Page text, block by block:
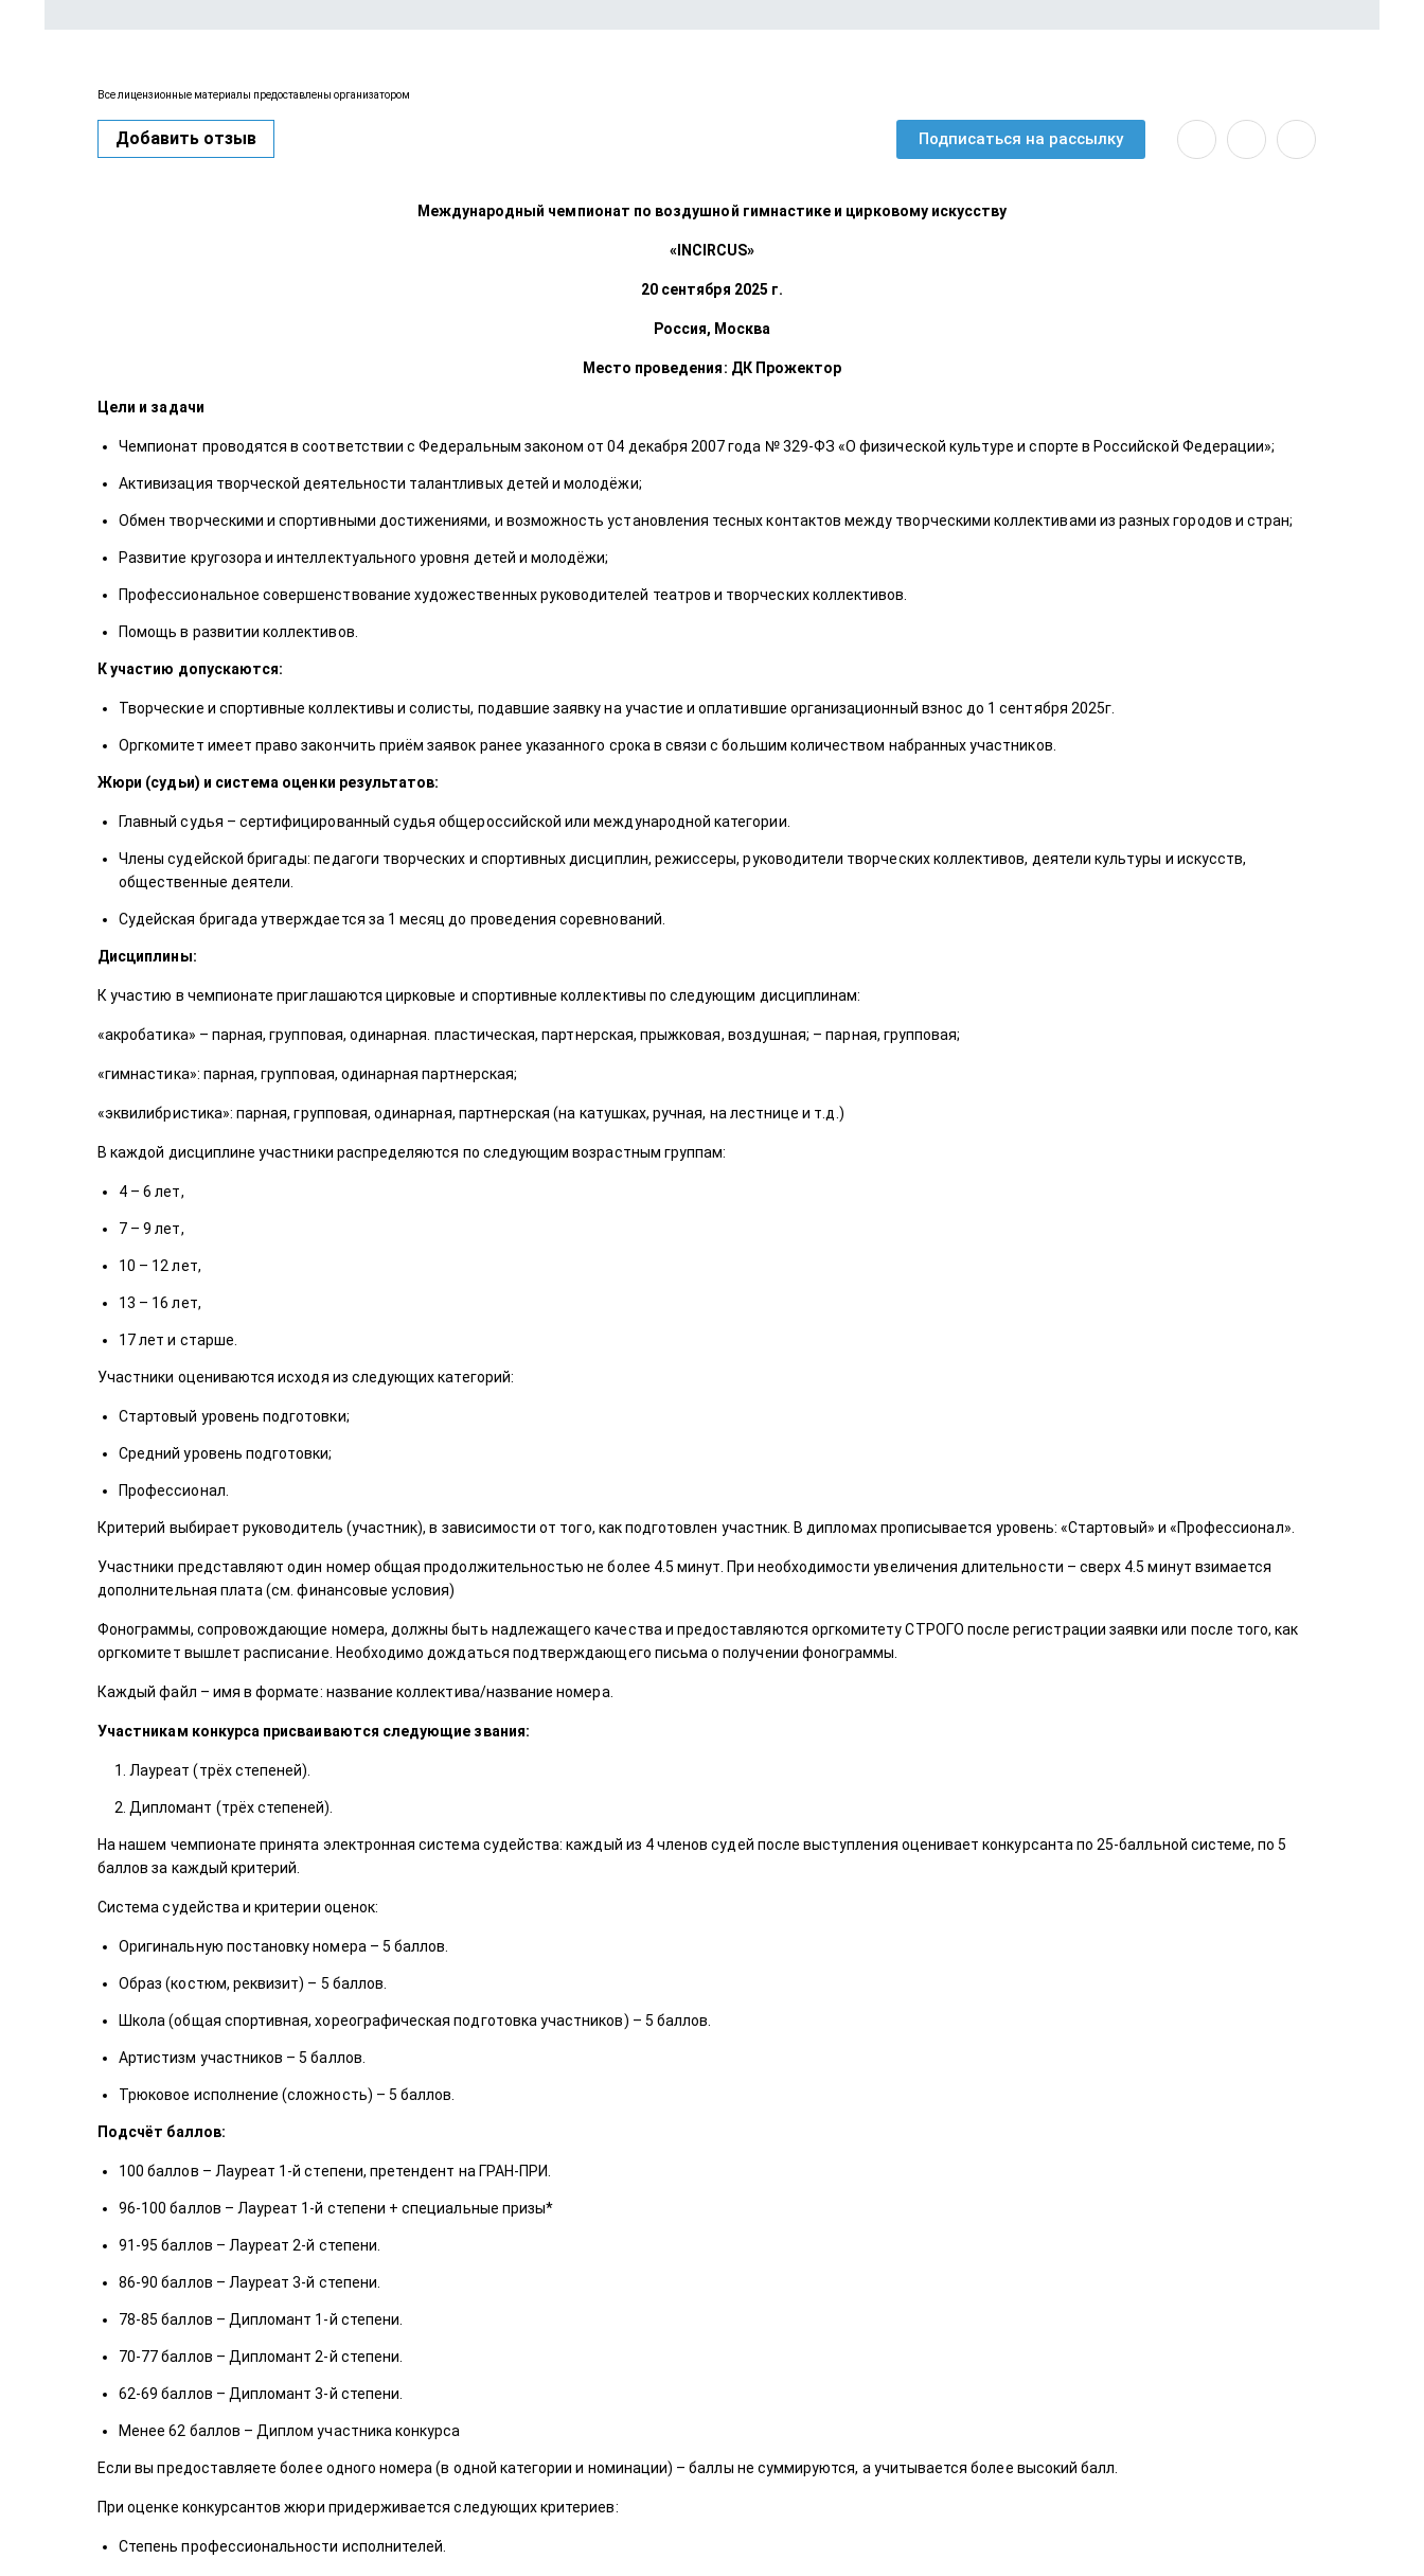
Все лицензионные материалы предоставлены организатором
Добавить отзыв Подписаться на рассылку
Международный чемпионат по воздушной гимнастике и цирковому искусству
«INCIRCUS»
20 сентября 2025 г.
Россия, Москва
Место проведения: ДК Прожектор
Цели и задачи
Чемпионат проводятся в соответствии с Федеральным законом от 04 декабря 2007 года № 329-ФЗ «О физической культуре и спорте в Российской Федерации»;
Активизация творческой деятельности талантливых детей и молодёжи;
Обмен творческими и спортивными достижениями, и возможность установления тесных контактов между творческими коллективами из разных городов и стран;
Развитие кругозора и интеллектуального уровня детей и молодёжи;
Профессиональное совершенствование художественных руководителей театров и творческих коллективов.
Помощь в развитии коллективов.
К участию допускаются:
Творческие и спортивные коллективы и солисты, подавшие заявку на участие и оплатившие организационный взнос до 1 сентября 2025г.
Оргкомитет имеет право закончить приём заявок ранее указанного срока в связи с большим количеством набранных участников.
Жюри (судьи) и система оценки результатов:
Главный судья – сертифицированный судья общероссийской или международной категории.
Члены судейской бригады: педагоги творческих и спортивных дисциплин, режиссеры, руководители творческих коллективов, деятели культуры и искусств,
общественные деятели.
Судейская бригада утверждается за 1 месяц до проведения соревнований.
Дисциплины:
К участию в чемпионате приглашаются цирковые и спортивные коллективы по следующим дисциплинам:
«акробатика» – парная, групповая, одинарная. пластическая, партнерская, прыжковая, воздушная; – парная, групповая;
«гимнастика»: парная, групповая, одинарная партнерская;
«эквилибристика»: парная, групповая, одинарная, партнерская (на катушках, ручная, на лестнице и т.д.)
В каждой дисциплине участники распределяются по следующим возрастным группам:
4 – 6 лет,
7 – 9 лет,
10 – 12 лет,
13 – 16 лет,
17 лет и старше.
Участники оцениваются исходя из следующих категорий:
Стартовый уровень подготовки;
Средний уровень подготовки;
Профессионал.
Критерий выбирает руководитель (участник), в зависимости от того, как подготовлен участник. В дипломах прописывается уровень: «Стартовый» и «Профессионал».
Участники представляют один номер общая продолжительностью не более 4.5 минут. При необходимости увеличения длительности – сверх 4.5 минут взимается
дополнительная плата (см. финансовые условия)
Фонограммы, сопровождающие номера, должны быть надлежащего качества и предоставляются оргкомитету СТРОГО после регистрации заявки или после того, как
оргкомитет вышлет расписание. Необходимо дождаться подтверждающего письма о получении фонограммы.
Каждый файл – имя в формате: название коллектива/название номера.
Участникам конкурса присваиваются следующие звания:
Лауреат (трёх степеней).
Дипломант (трёх степеней).
На нашем чемпионате принята электронная система судейства: каждый из 4 членов судей после выступления оценивает конкурсанта по 25-балльной системе, по 5
баллов за каждый критерий.
Система судейства и критерии оценок:
Оригинальную постановку номера – 5 баллов.
Образ (костюм, реквизит) – 5 баллов.
Школа (общая спортивная, хореографическая подготовка участников) – 5 баллов.
Артистизм участников – 5 баллов.
Трюковое исполнение (сложность) – 5 баллов.
Подсчёт баллов:
100 баллов – Лауреат 1-й степени, претендент на ГРАН-ПРИ.
96-100 баллов – Лауреат 1-й степени + специальные призы*
91-95 баллов – Лауреат 2-й степени.
86-90 баллов – Лауреат 3-й степени.
78-85 баллов – Дипломант 1-й степени.
70-77 баллов – Дипломант 2-й степени.
62-69 баллов – Дипломант 3-й степени.
Менее 62 баллов – Диплом участника конкурса
Если вы предоставляете более одного номера (в одной категории и номинации) – баллы не суммируются, а учитывается более высокий балл.
При оценке конкурсантов жюри придерживается следующих критериев:
Степень профессиональности исполнителей.